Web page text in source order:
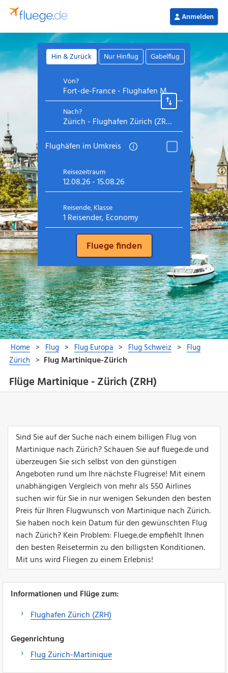
Flüge Martinique - Zürich (ZRH)
Sind Sie auf der Suche nach einem billigen Flug von
Martinique nach Zürich? Schauen Sie auf fluege.de und
überzeugen Sie sich selbst von den günstigen
Angeboten rund um Ihre nächste Flugreise! Mit einem
unabhängigen Vergleich von mehr als 550 Airlines
suchen wir für Sie in nur wenigen Sekunden den besten
Preis für Ihren Flugwunsch von Martinique nach Zürich.
Sie haben noch kein Datum für den gewünschten Flug
nach Zürich? Kein Problem: Fluege.de empfiehlt Ihnen
den besten Reisetermin zu den billigsten Konditionen.
Mit uns wird Fliegen zu einem Erlebnis!
Informationen und Flüge zum:
Flughafen Zürich (ZRH)
Gegenrichtung
Flug Zürich-Martinique